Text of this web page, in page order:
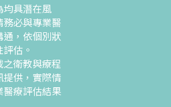
具潛在風
務必與專業醫
，依個別狀
估。
衛教與療程
提供，實際情
療評估結果